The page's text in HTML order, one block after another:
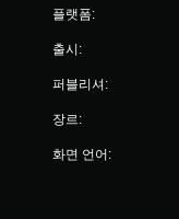
플랫폼:
출시:
퍼블리셔:
장르:
화면 언어: